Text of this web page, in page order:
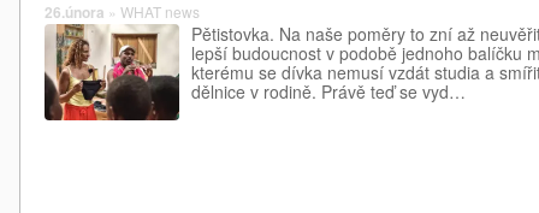
26.února » WHAT news
Pětistovka. Na naše poměry to zní až
lepší budoucnost v podobě jednoho balíčku
kterému se dívka nemusí vzdát studia a
dělnice v rodině. Právě teď se vyd…